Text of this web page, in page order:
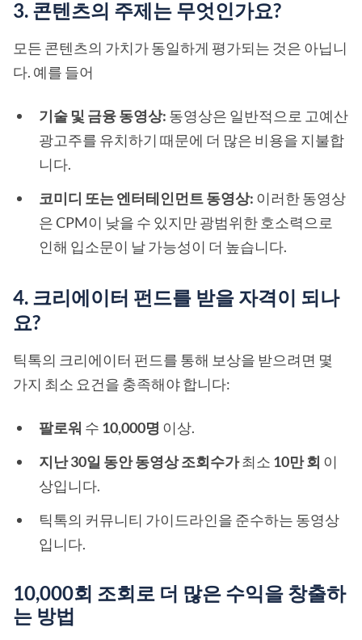
3. 콘텐츠의 주제는 무엇인가요?
모든 콘텐츠의 가치가 동일하게 평가되는 것은 아닙니
다. 예를 들어
기술 및 금융 동영상: 동영상은 일반적으로 고예산
광고주를 유치하기 때문에 더 많은 비용을 지불합
니다.
코미디 또는 엔터테인먼트 동영상: 이러한 동영상
은 CPM이 낮을 수 있지만 광범위한 호소력으로
인해 입소문이 날 가능성이 더 높습니다.
4. 크리에이터 펀드를 받을 자격이 되나
요?
틱톡의 크리에이터 펀드를 통해 보상을 받으려면 몇
가지 최소 요건을 충족해야 합니다:
팔로워 수 10,000명 이상.
지난 30일 동안 동영상 조회수가최소 10만 회 이
상입니다.
틱톡의 커뮤니티 가이드라인을 준수하는 동영상
입니다.
10,000회 조회로 더 많은 수익을 창출하
는 방법